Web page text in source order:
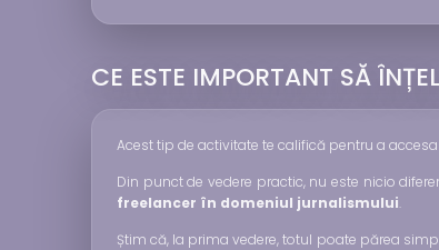
CE ESTE IMPORTANT SĂ
Acest tip de activitate te califică pentru a accesa
Din punct de vedere practic, nu este nicio
freelancer în domeniul jurnalismului.
Știm că, la prima vedere, totul poate părea